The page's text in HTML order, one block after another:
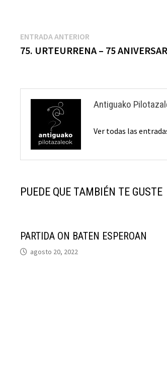
Navegación
de
ENTRADA ANTERIOR
anterior:
75. URTEURRENA – 75
Antiguako
Ver todas las
PUEDE QUE TAMBIÉN TE GUSTE
PARTIDA ON BATEN ESPEROAN
agosto 20, 2022